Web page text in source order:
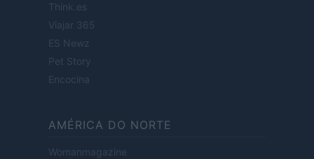
Think.es
Viajar 365
ES Newz
Pet Story
Encocina
AMÉRICA DO NORTE
Womanmagazine